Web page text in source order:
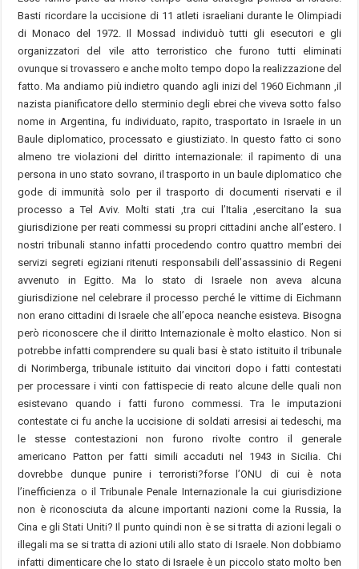
Basti ricordare la uccisione di 11 atleti israeliani durante le Olimpiadi
di Monaco del 1972. Il Mossad individuò tutti gli esecutori e gli
organizzatori del vile atto terroristico che furono tutti eliminati
ovunque si trovassero e anche molto tempo dopo la realizzazione del
fatto. Ma andiamo più indietro quando agli inizi del 1960 Eichmann ,il
nazista pianificatore dello sterminio degli ebrei che viveva sotto falso
nome in Argentina, fu individuato, rapito, trasportato in Israele in un
Baule diplomatico, processato e giustiziato. In questo fatto ci sono
almeno tre violazioni del diritto internazionale: il rapimento di una
persona in uno stato sovrano, il trasporto in un baule diplomatico che
gode di immunità solo per il trasporto di documenti riservati e il
processo a Tel Aviv. Molti stati ,tra cui l’Italia ,esercitano la sua
giurisdizione per reati commessi su propri cittadini anche all’estero. I
nostri tribunali stanno infatti procedendo contro quattro membri dei
servizi segreti egiziani ritenuti responsabili dell’assassinio di Regeni
avvenuto in Egitto. Ma lo stato di Israele non aveva alcuna
giurisdizione nel celebrare il processo perché le vittime di Eichmann
non erano cittadini di Israele che all’epoca neanche esisteva. Bisogna
però riconoscere che il diritto Internazionale è molto elastico. Non si
potrebbe infatti comprendere su quali basi è stato istituito il tribunale
di Norimberga, tribunale istituito dai vincitori dopo i fatti contestati
per processare i vinti con fattispecie di reato alcune delle quali non
esistevano quando i fatti furono commessi. Tra le imputazioni
contestate ci fu anche la uccisione di soldati arresisi ai tedeschi, ma
le stesse contestazioni non furono rivolte contro il generale
americano Patton per fatti simili accaduti nel 1943 in Sicilia. Chi
dovrebbe dunque punire i terroristi?forse l’ONU di cui è nota
l’inefficienza o il Tribunale Penale Internazionale la cui giurisdizione
non è riconosciuta da alcune importanti nazioni come la Russia, la
Cina e gli Stati Uniti? Il punto quindi non è se si tratta di azioni legali o
illegali ma se si tratta di azioni utili allo stato di Israele. Non dobbiamo
infatti dimenticare che lo stato di Israele è un piccolo stato molto ben